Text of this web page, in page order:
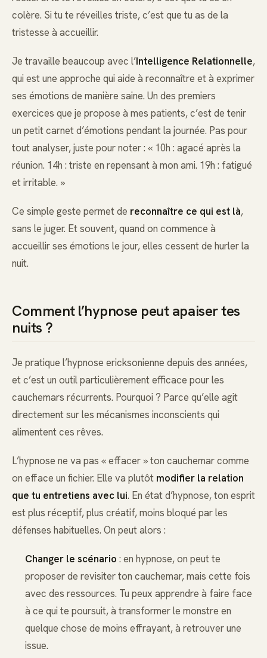
colère. Si tu te réveilles triste, c’est que tu as de la
tristesse à accueillir.
Je travaille beaucoup avec l’Intelligence Relationnelle,
qui est une approche qui aide à reconnaître et à exprimer
ses émotions de manière saine. Un des premiers
exercices que je propose à mes patients, c’est de tenir
un petit carnet d’émotions pendant la journée. Pas pour
tout analyser, juste pour noter : « 10h : agacé après la
réunion. 14h : triste en repensant à mon ami. 19h : fatigué
et irritable. »
Ce simple geste permet de reconnaître ce qui est là,
sans le juger. Et souvent, quand on commence à
accueillir ses émotions le jour, elles cessent de hurler la
nuit.
Comment l’hypnose peut apaiser tes
nuits ?
Je pratique l’hypnose ericksonienne depuis des années,
et c’est un outil particulièrement efficace pour les
cauchemars récurrents. Pourquoi ? Parce qu’elle agit
directement sur les mécanismes inconscients qui
alimentent ces rêves.
L’hypnose ne va pas « effacer » ton cauchemar comme
on efface un fichier. Elle va plutôt modifier la relation
que tu entretiens avec lui. En état d’hypnose, ton esprit
est plus réceptif, plus créatif, moins bloqué par les
défenses habituelles. On peut alors :
Changer le scénario : en hypnose, on peut te
proposer de revisiter ton cauchemar, mais cette fois
avec des ressources. Tu peux apprendre à faire face
à ce qui te poursuit, à transformer le monstre en
quelque chose de moins effrayant, à retrouver une
issue.